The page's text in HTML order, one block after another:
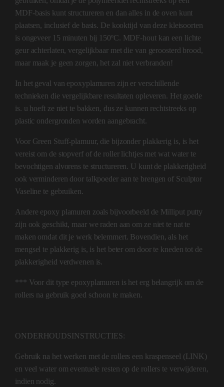
MDF-basis kunt structureren en dan alles in de oven kunt
plaatsen, inclusief de basis. De kooktijd van deze kleisoorten
is ongeveer 15 minuten bij 150ºC. MDF-hout kan een lichte
geur achterlaten, vergelijkbaar met die van geroosterd brood,
maar maak je geen zorgen, het zal niet verbranden!
In het geval van epoxyplamuren zijn er verschillende
technieken die vergelijkbare resultaten opleveren. Het goede
is. u hoeft ze niet te bakken, dus ze kunnen rechtstreeks op
plastic ondergronden worden aangebracht.
Voor Green Stuff-plamuur, die bijzonder plakkerig is, is het
vereist om de stopverf of de roller lichtjes met wat water te
bevochtigen alvorens te structureren. U kunt de plakkerigheid
ook verminderen door talkpoeder aan te brengen of Sculptor
Vaseline te gebruiken.
Andere epoxy plamuren zoals bijvoorbeeld de Milliput putty
zijn ook geschikt, maar we raden aan om ze niet te nat te
maken omdat dit je werk belemmert. Bovendien, als het
mengsel te plakkerig is, is het beter om door te kneden tot de
plakkerigheid verdwenen is.
*** Voor dit type epoxyplamuren is het erg belangrijk om de
rollers na gebruik goed schoon te maken.
ONDERHOUDSINSTRUCTIES:
Gebruik na het werken met de rollers een kraspenseel (LINK)
en veel water om eventuele resten op de rollers te verwijderen,
indien nodig.